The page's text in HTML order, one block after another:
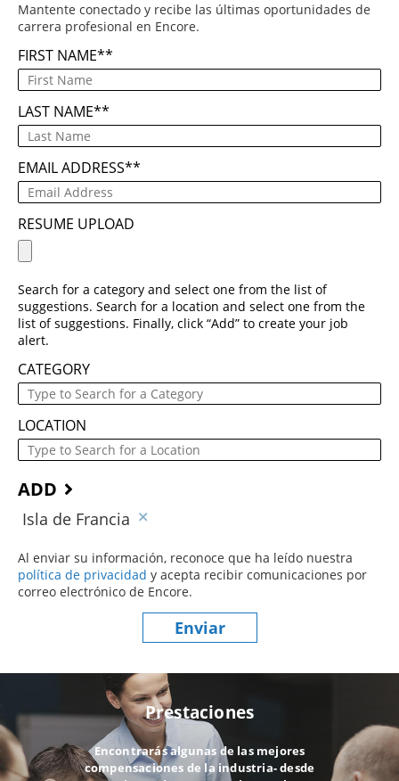
Mantente conectado y recibe las últimas oportunidades de
carrera profesional en Encore.
FIRST NAME*
LAST NAME*
EMAIL ADDRESS*
RESUME UPLOAD
Search for a category and select one from the list of
suggestions. Search for a location and select one from the
list of suggestions. Finally, click “Add” to create your job
alert.
CATEGORY
LOCATION
ADD
Isla de Francia
Al enviar su información, reconoce que ha leído nuestra
política de privacidad (este contenido se abre en una nueva
y acepta recibir comunicaciones por
correo electrónico de Encore.
Enviar
Prestaciones
Encontrarás algunas de las mejores
compensaciones de la industria- desde